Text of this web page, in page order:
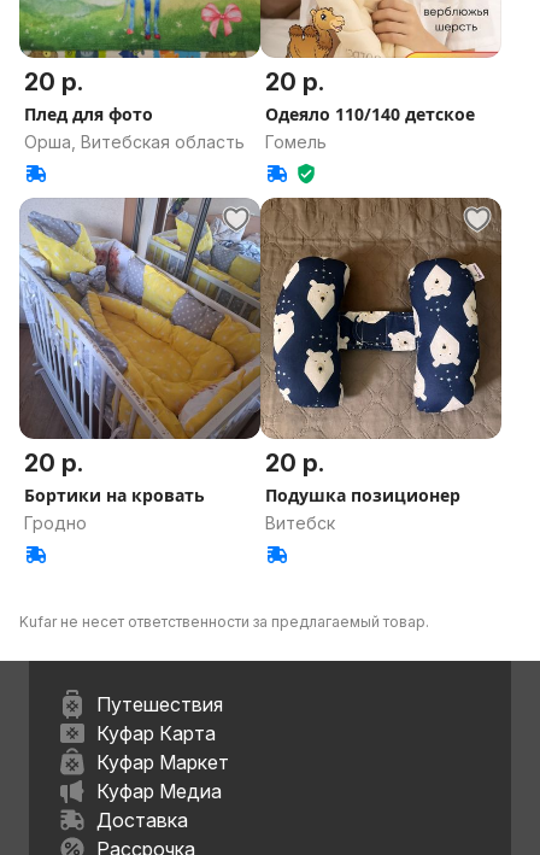
20 р.
Плед для фото
Орша, Витебская область
20 р.
Одеяло 110/140 детское
Гомель
20 р.
Бортики на кровать
Гродно
20 р.
Подушка позиционер
Витебск
Kufar не несет ответственности за предлагаемый товар.
Путешествия
Куфар Карта
Куфар Маркет
Куфар Медиа
Доставка
Рассрочка